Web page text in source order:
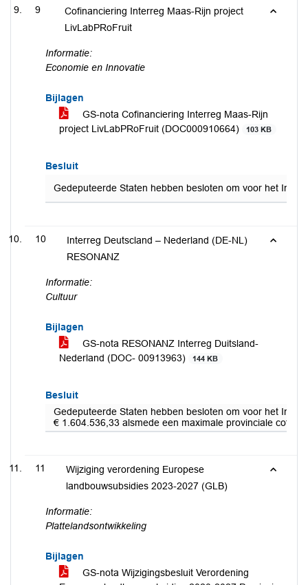
9
Cofinanciering Interreg Maas-Rijn project
LivLabPRoFruit
Informatie:
Economie en Innovatie
Bijlagen
GS-nota Cofinanciering Interreg Maas-Rijn
project LivLabPRoFruit (DOC000910664)
103 KB
Besluit
Gedeputeerde Staten hebben besloten om voor het
10
Interreg Deutscland – Nederland (DE-NL)
RESONANZ
Informatie:
Cultuur
Bijlagen
GS-nota RESONANZ Interreg Duitsland-
Nederland (DOC- 00913963)
144 KB
Besluit
Gedeputeerde Staten hebben besloten om voor het
€ 1.604.536,33 alsmede een maximale provinciale
11
Wijziging verordening Europese
landbouwsubsidies 2023-2027 (GLB)
Informatie:
Plattelandsontwikkeling
Bijlagen
GS-nota Wijzigingsbesluit Verordening